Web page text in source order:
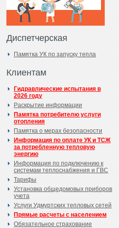
Диспетчерская
Памятка УК по запуску тепла
Клиентам
Гидравлические испытания в
2026 году
Раскрытие информации
Памятка потребителю услуги
отопления
Памятка о мерах безопасности
Информация по оплате УК и ТСЖ
за потребленную тепловую
энергию
Информация по подключению к
системам теплоснабжения и ГВС
Тарифы
Установка общедомовых приборов
учета
Услуги Удмуртских тепловых сетей
Прямые расчеты с населением
Обязательное страхование